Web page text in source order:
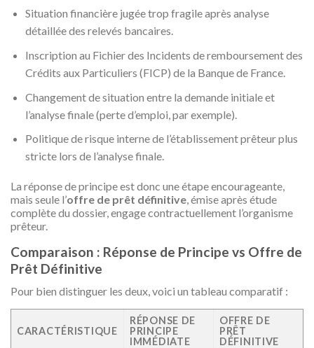
Situation financière jugée trop fragile après analyse
détaillée des relevés bancaires.
Inscription au Fichier des Incidents de remboursement des
Crédits aux Particuliers (FICP) de la Banque de France.
Changement de situation entre la demande initiale et
l’analyse finale (perte d’emploi, par exemple).
Politique de risque interne de l’établissement prêteur plus
stricte lors de l’analyse finale.
La réponse de principe est donc une étape encourageante,
mais seule l’offre de prêt définitive, émise après étude
complète du dossier, engage contractuellement l’organisme
prêteur.
Comparaison : Réponse de Principe vs Offre de
Prêt Définitive
Pour bien distinguer les deux, voici un tableau comparatif :
CARACTÉRISTIQUE
RÉPONSE DE
PRINCIPE
IMMÉDIATE
OFFRE DE
PRÊT
DÉFINITIVE